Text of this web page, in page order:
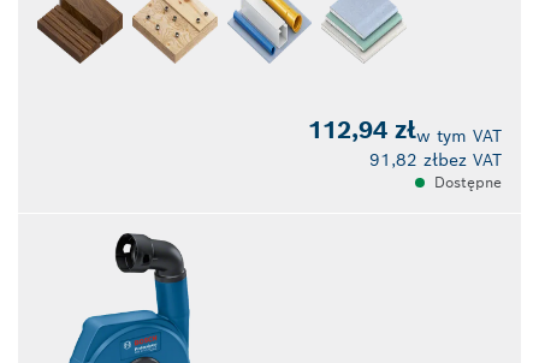
112,94 złw tym VAT
91,82 złbez VAT
Dostępne